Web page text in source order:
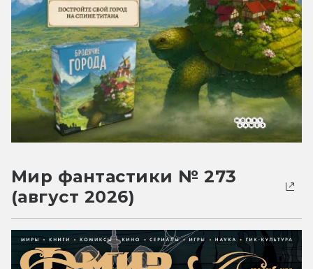
Мир фантастики № 273
(август 2026)